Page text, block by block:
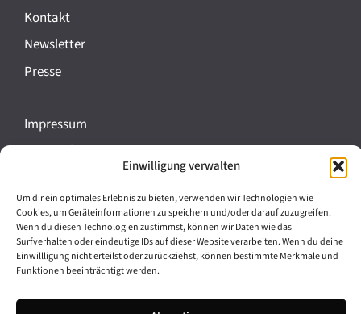
Einwilligung verwalten
Um dir ein optimales Erlebnis zu bieten, verwenden wir Technologien wie
Cookies, um Geräteinformationen zu speichern und/oder darauf zuzugreifen.
Wenn du diesen Technologien zustimmst, können wir Daten wie das
Surfverhalten oder eindeutige IDs auf dieser Website verarbeiten. Wenn du deine
Einwillligung nicht erteilst oder zurückziehst, können bestimmte Merkmale und
Funktionen beeinträchtigt werden.
Kontakt
Newsletter
Presse
Impressum
Datenschutz
Barrierefreiheit
Archiv